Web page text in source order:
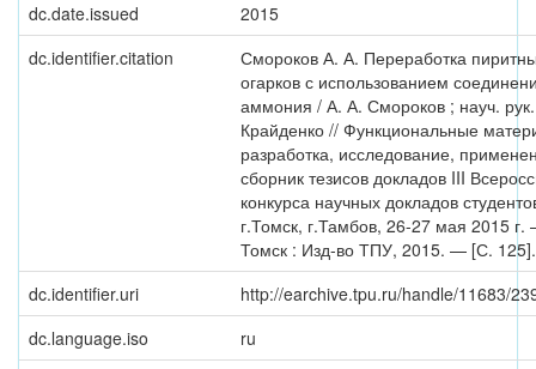
dc.date.issued
2015
dc.identifier.citation
Смороков А. А. Переработка
огарков с использованием
аммония / А. А. Смороков ; науч.
Крайденко // Функциональные
разработка, исследование,
сборник тезисов докладов III
конкурса научных докладов
г.Томск, г.Тамбов, 26-27 мая 2015
Томск : Изд-во ТПУ, 2015. — [С. 125].
dc.identifier.uri
http://earchive.tpu.ru/handle/11683/
dc.language.iso
ru